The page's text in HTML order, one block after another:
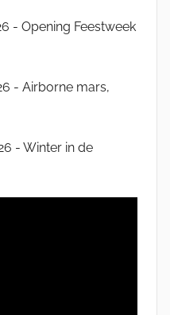
- Opening Feestweek
- Airborne mars,
- Winter in de